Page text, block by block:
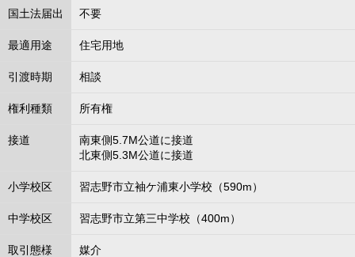
国土法届出 不要
最適用途 住宅用地
引渡時期 相談
権利種類 所有権
接道
南東側5.7M公道に接道
北東側5.3M公道に接道
小学校区 習志野市立袖ケ浦東小学校（590m）
中学校区 習志野市立第三中学校（400m）
取引態様 媒介